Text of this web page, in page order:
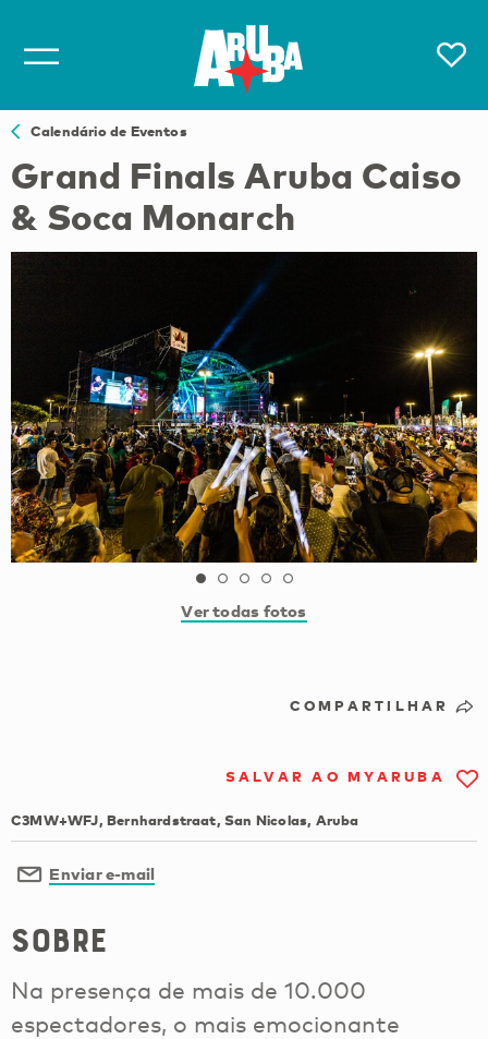
Calendário de Eventos
Grand Finals Aruba Caiso
& Soca Monarch
Ver todas fotos
COMPARTILHAR
SALVAR AO MYARUBA
C3MW+WFJ, Bernhardstraat, San Nicolas, Aruba
Enviar e-mail
Sobre
Na presença de mais de 10.000
espectadores, o mais emocionante